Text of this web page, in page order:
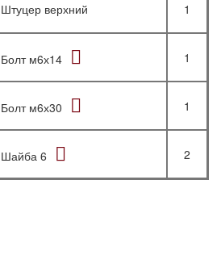
Штуцер верхний 1
Болт м6х14 1
Болт м6х30 1
Шайба 6 2